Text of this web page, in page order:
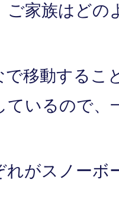
ご家族はどの
で移動するこ
ているので、
れがスノー